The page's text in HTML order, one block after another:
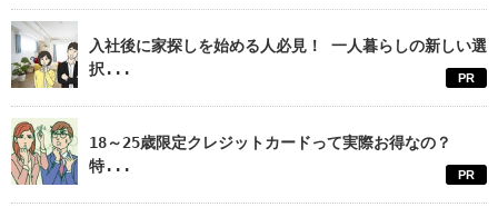
入社後に家探しを始める人必見！ 一人暮らしの新しい選
択...
PR
18～25歳限定クレジットカードって実際お得なの？
特...
PR